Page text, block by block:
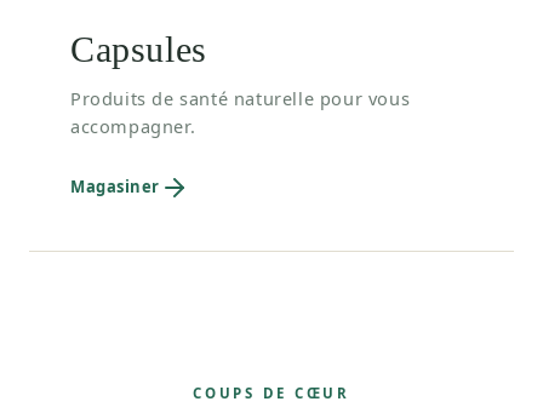
Capsules
Produits de santé naturelle pour vous
accompagner.
Magasiner
COUPS DE CŒUR